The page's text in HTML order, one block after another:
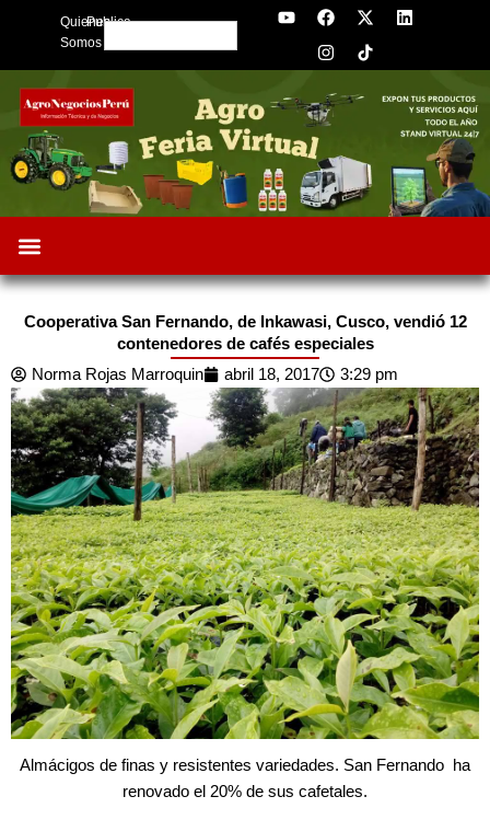
Quienes
Somos
Publica
Search
Y
o
b
e
F
a
c
e
o
o
k
X
-
t
w
t
L
i
d
n
I
n
s
t
g
r
a
Cooperativa San Fernando, de Inkawasi, Cusco, vendió 12
contenedores de cafés especiales
Norma Rojas Marroquin
abril 18, 2017 3:29 pm
Almácigos de finas y resistentes variedades. San Fernando ha
renovado el 20% de sus cafetales.